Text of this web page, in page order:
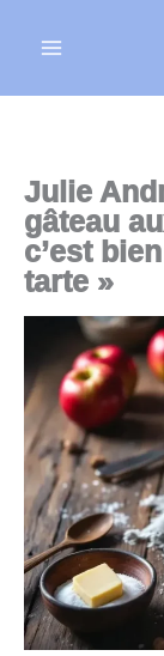
Julie
gâteau
c’est
tarte »